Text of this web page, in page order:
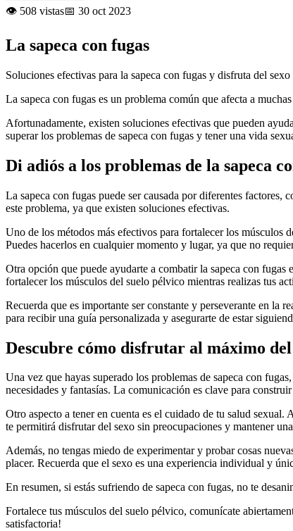
👁️ 508 vistas📅 30 oct 2023
La sapeca con fugas
Soluciones efectivas para la sapeca con fugas y disfruta del sexo
La sapeca con fugas es un problema común que afecta a
Afortunadamente, existen soluciones efectivas que pueden
superar los problemas de sapeca con fugas y tener una vida
Di adiós a los problemas de la sapeca
La sapeca con fugas puede ser causada por diferentes
este problema, ya que existen soluciones efectivas.
Uno de los métodos más efectivos para fortalecer los músculos
Puedes hacerlos en cualquier momento y lugar, ya que no
Otra opción que puede ayudarte a combatir la sapeca con
fortalecer los músculos del suelo pélvico mientras realizas tus
Recuerda que es importante ser constante y perseverante en la
para recibir una guía personalizada y asegurarte de estar
Descubre cómo disfrutar al máximo del
Una vez que hayas superado los problemas de sapeca con
necesidades y fantasías. La comunicación es clave para
Otro aspecto a tener en cuenta es el cuidado de tu salud
te permitirá disfrutar del sexo sin preocupaciones y mantener
Además, no tengas miedo de experimentar y probar cosas
placer. Recuerda que el sexo es una experiencia individual y
En resumen, si estás sufriendo de sapeca con fugas, no te
Fortalece tus músculos del suelo pélvico, comunícate
satisfactoria!